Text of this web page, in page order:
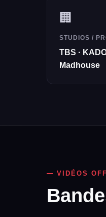
🏢
STUDIOS /
TBS ·
Madhouse
VIDÉOS